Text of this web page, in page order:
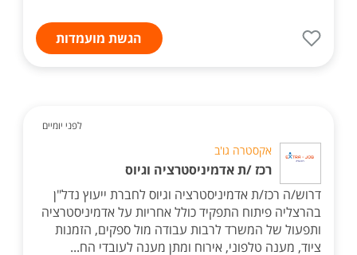
הגשת מועמדות
לפני יומיים
אקסטרה גו'ב
רכז /ת אדמיניסטרציה וגיוס
דרוש/ה רכז/ת אדמיניסטרציה וגיוס לחברת ייעוץ נדל"ן
בהרצליה פיתוח התפקיד כולל אחריות על אדמיניסטרציה
ותפעול של המשרד לרבות עבודה מול ספקים, הזמנות
ציוד, מענה טלפוני, אירוח ומתן מענה לעובדי הח...